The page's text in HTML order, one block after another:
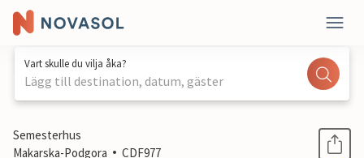
Vart skulle du vilja åka?
Lägg till destination, datum, gäster
1 / 31
Semesterhus
Makarska-Podgora
CDF977